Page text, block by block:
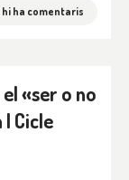
hi ha comentaris
«ser o no
Cicle